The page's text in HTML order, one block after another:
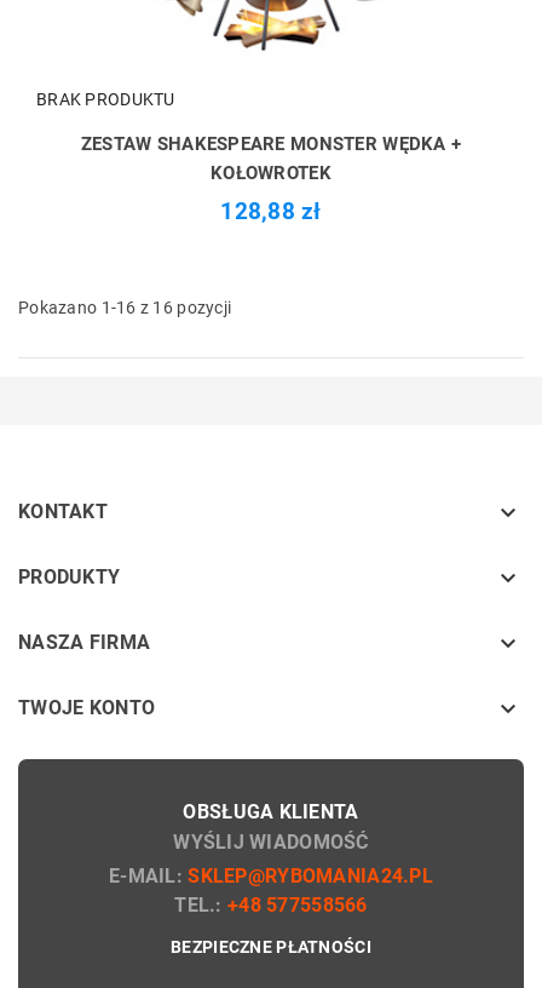
BRAK PRODUKTU
ZESTAW SHAKESPEARE MONSTER WĘDKA +
KOŁOWROTEK
128,88 zł
Pokazano 1-16 z 16 pozycji
KONTAKT 
PRODUKTY keyboard_arrow_down
NASZA FIRMA keyboard_arrow_down
TWOJE KONTO 
OBSŁUGA KLIENTA
WYŚLIJ WIADOMOŚĆ
E-MAIL:SKLEP@RYBOMANIA24.PL
TEL.:+48 577558566
BEZPIECZNE PŁATNOŚCI